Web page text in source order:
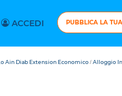
ACCEDI PUBBLICA LA
Ain Diab Extension Economico / Alloggio